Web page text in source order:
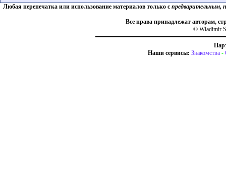
Любая перепечатка или использование материалов только с предварительным,
Все права принадлежат авторам,
© Wladimir
Наши сервисы: Знакомства -